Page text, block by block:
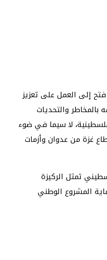
إلى العمل على تعزيز
والتحديات
لا سيما في ضوء
غزة من عدوان وأزمات
تمثل الركيزة
المشروع الوطني